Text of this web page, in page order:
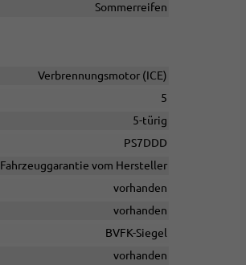
Sommerreifen
Verbrennungsmotor (ICE)
5
5-türig
PS7DDD
Fahrzeuggarantie vom Hersteller
vorhanden
vorhanden
BVFK-Siegel
vorhanden